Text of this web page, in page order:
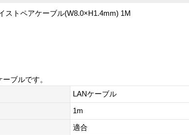
ストペアケーブル(W8.0×H1.4mm) 1M
ブルです。
LANケーブル
1m
適合